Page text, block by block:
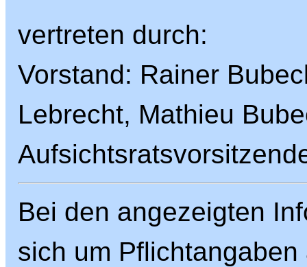
vertreten durch:
Vorstand: Rainer
Lebrecht, Mathieu
Bei den angezeigten
sich um